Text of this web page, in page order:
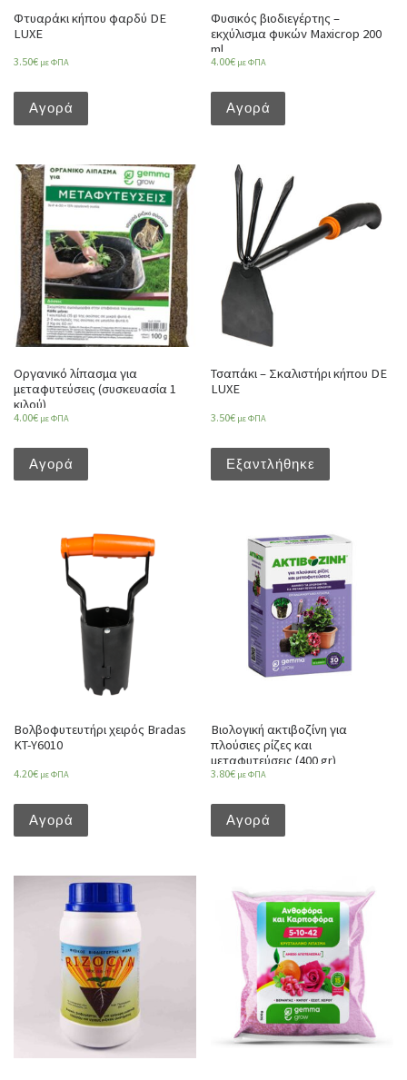
Φτυαράκι κήπου φαρδύ DE
LUXE
3.50€ με ΦΠΑ
Αγορά
Φυσικός βιοδιεγέρτης –
εκχύλισμα φυκών Maxicrop 200
ml
4.00€ με ΦΠΑ
Αγορά
Οργανικό λίπασμα για
μεταφυτεύσεις (συσκευασία 1
κιλού)
4.00€ με ΦΠΑ
Αγορά
Τσαπάκι – Σκαλιστήρι κήπου DE
LUXE
3.50€ με ΦΠΑ
Εξαντλήθηκε
Βολβοφυτευτήρι χειρός Bradas
KT-Y6010
4.20€ με ΦΠΑ
Αγορά
Βιολογική ακτιβοζίνη για
πλούσιες ρίζες και
μεταφυτεύσεις (400 gr)
3.80€ με ΦΠΑ
Αγορά